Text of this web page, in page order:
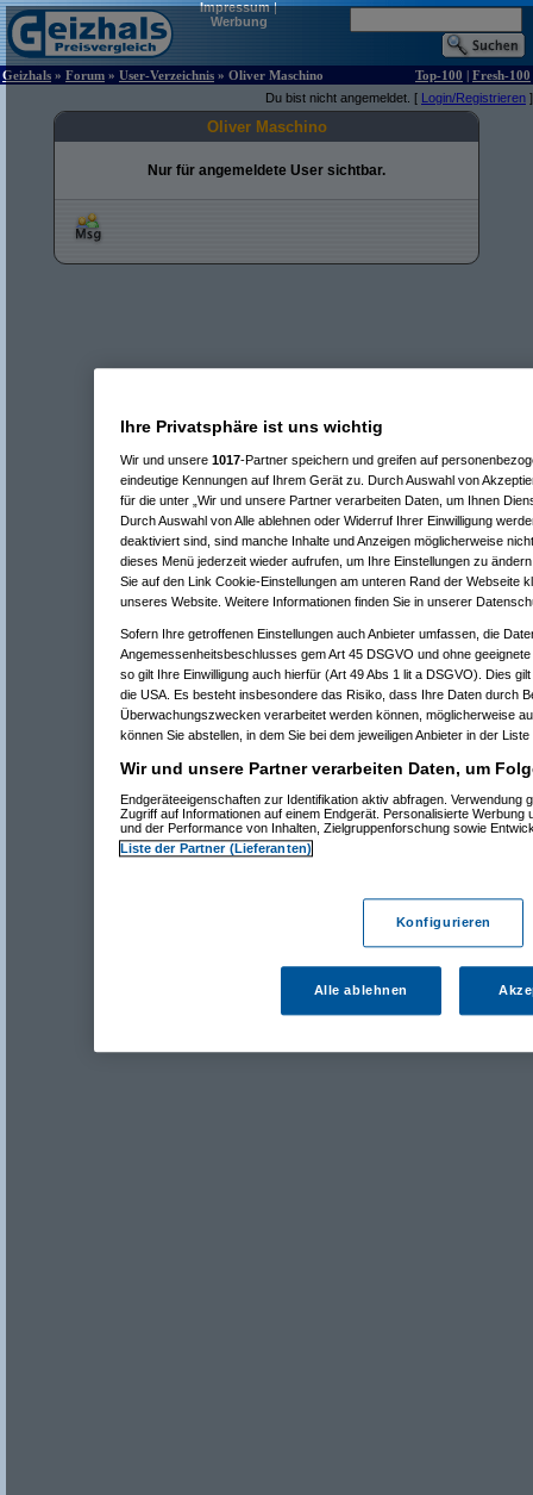
Impressum|
Werbung
Geizhals » Forum » User-Verzeichnis » Oliver Maschino Top-100 | Fresh-100
Du bist nicht angemeldet. [ Login/Registrieren ]
Oliver Maschino
Nur für angemeldete User sichtbar.
Ihre Privatsphäre ist uns wichtig
Wir und unsere 1017-Partner speichern und greifen auf
eindeutige Kennungen auf Ihrem Gerät zu. Durch Auswahl von
für die unter „Wir und unsere Partner verarbeiten Daten, um Ihnen
Durch Auswahl von Alle ablehnen oder Widerruf Ihrer Einwilligung
deaktiviert sind, sind manche Inhalte und Anzeigen möglicherweise
dieses Menü jederzeit wieder aufrufen, um Ihre Einstellungen zu
Sie auf den Link Cookie-Einstellungen am unteren Rand der Webseite
unseres Website. Weitere Informationen finden Sie in unserer
Sofern Ihre getroffenen Einstellungen auch Anbieter umfassen, die
Angemessenheitsbeschlusses gem Art 45 DSGVO und ohne
so gilt Ihre Einwilligung auch hierfür (Art 49 Abs 1 lit a DSGVO). Dies
die USA. Es besteht insbesondere das Risiko, dass Ihre Daten durch
Überwachungszwecken verarbeitet werden können, möglicherweise
können Sie abstellen, in dem Sie bei dem jeweiligen Anbieter in der
Wir und unsere Partner verarbeiten Daten, um
Endgeräteeigenschaften zur Identifikation aktiv abfragen. Verwendung
Zugriff auf Informationen auf einem Endgerät. Personalisierte Werbung
und der Performance von Inhalten, Zielgruppenforschung sowie
Liste der Partner (Lieferanten)
Konfigurieren
Alle ablehnen